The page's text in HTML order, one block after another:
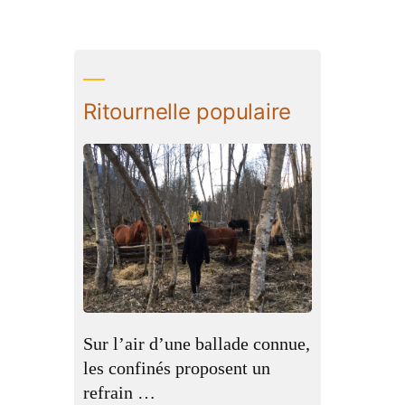
Ritournelle populaire
Sur l’air d’une ballade connue,
les confinés proposent un
refrain …